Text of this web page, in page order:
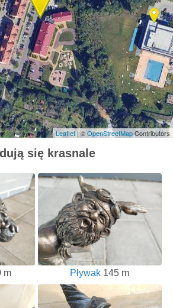
Leaflet| ©OpenStreetMapContributors
się krasnale
m Pływak 145 m